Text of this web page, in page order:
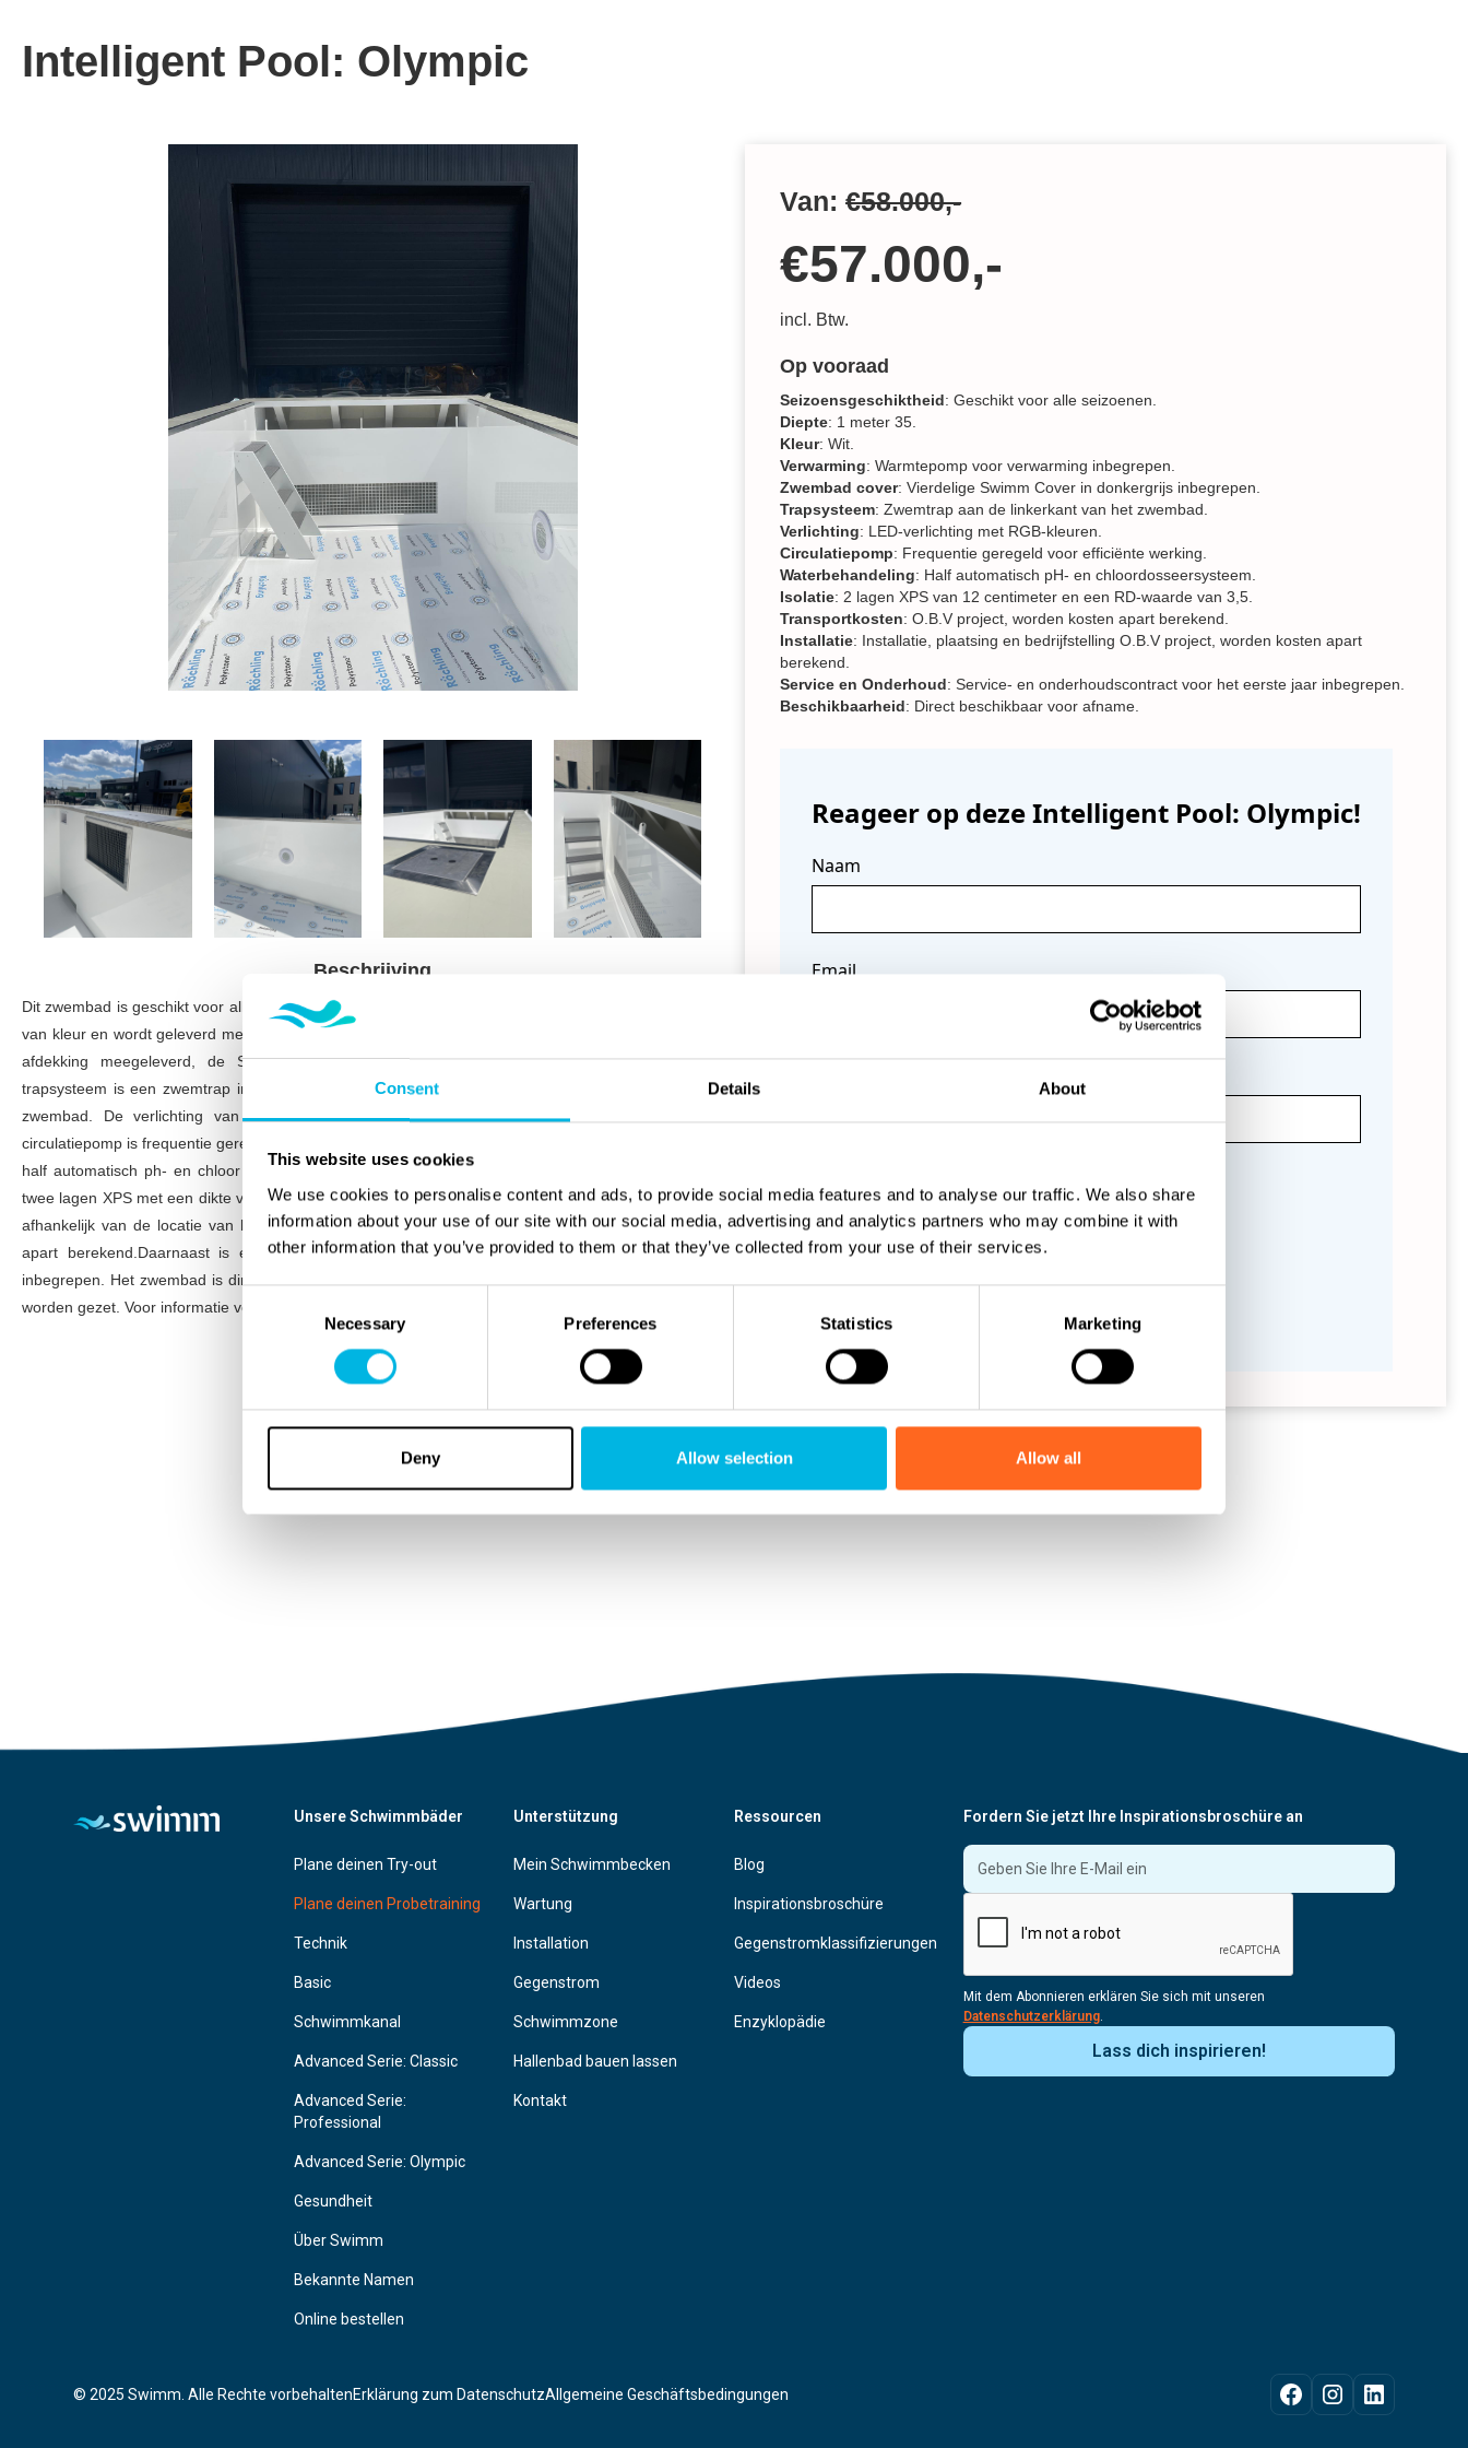
Consent Details About
This website uses cookies
We use cookies to personalise content and ads, to provide social media features and to analyse our traffic. We also share
information about your use of our site with our social media, advertising and analytics partners who may combine it with
other information that you’ve provided to them or that they’ve collected from your use of their services.
Necessary Preferences Statistics Marketing
Deny Allow selection Allow all
Intelligent Pool: Olympic
Beschrijving
Dit zwembad is geschikt voor alle seizoenen en heeft een diepte van 1 meter 35. Het zwembad is wit
van kleur en wordt geleverd met een warmtepomp voor de verwarming. Daarnaast wordt er ook een
afdekking meegeleverd, de Swimm cover die perfect isoleert voor de wintermaanden. Het
trapsysteem is een zwemtrap in kleur van het zwembad en bevindt zich aan de linkerkant van het
zwembad. De verlichting van het zwembad bestaat uit LED-verlichting met RGB-kleuren. De
circulatiepomp is frequentie geregeld voor een efficiënte werking. Voor de waterbehandeling is er een
half automatisch ph- en chloor doseersysteem aanwezig. De isolatie van het zwembad bestaat uit
twee lagen XPS met een dikte van 12 centimeter en een RD-waarde van 3,5. De transportkosten zijn
afhankelijk van de locatie van het project en worden evenals installatie, plaatsing en bedrijfstelling
apart berekend.Daarnaast is er ook een service- en onderhoudscontract voor het eerste jaar
inbegrepen. Het zwembad is direct beschikbaar voor afname en kan volgende week al op transport
worden gezet. Voor informatie verwijs ik u naar het informatie formulier.
Van:€58.000,-
€57.000,-
incl. Btw.
Op vooraad
Seizoensgeschiktheid: Geschikt voor alle seizoenen.
Diepte: 1 meter 35.
Kleur: Wit.
Verwarming: Warmtepomp voor verwarming inbegrepen.
Zwembad cover: Vierdelige Swimm Cover in donkergrijs inbegrepen.
Trapsysteem: Zwemtrap aan de linkerkant van het zwembad.
Verlichting: LED-verlichting met RGB-kleuren.
Circulatiepomp: Frequentie geregeld voor efficiënte werking.
Waterbehandeling: Half automatisch pH- en chloordosseersysteem.
Isolatie: 2 lagen XPS van 12 centimeter en een RD-waarde van 3,5.
Transportkosten: O.B.V project, worden kosten apart berekend.
Installatie: Installatie, plaatsing en bedrijfstelling O.B.V project, worden kosten apart
berekend.
Service en Onderhoud: Service- en onderhoudscontract voor het eerste jaar inbegrepen.
Beschikbaarheid: Direct beschikbaar voor afname.
Reageer op deze Intelligent Pool: Olympic!
Naam
Email
Unsere Schwimmbäder
Plane deinen Try-out
Plane deinen Probetraining
Technik
Basic
Schwimmkanal
Advanced Serie: Classic
Advanced Serie:
Professional
Advanced Serie: Olympic
Gesundheit
Über Swimm
Bekannte Namen
Online bestellen
Unterstützung
Mein Schwimmbecken
Wartung
Installation
Gegenstrom
Schwimmzone
Hallenbad bauen lassen
Kontakt
Ressourcen
Blog
Inspirationsbroschüre
Gegenstromklassifizierungen
Videos
Enzyklopädie
Fordern Sie jetzt Ihre Inspirationsbroschüre an
Mit dem Abonnieren erklären Sie sich mit unseren
Datenschutzerklärung.
© 2025 Swimm. Alle Rechte vorbehaltenErklärung zum DatenschutzAllgemeine Geschäftsbedingungen